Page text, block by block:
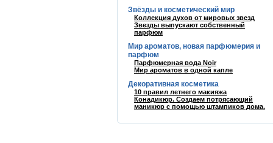
Звёзды и косметический мир
Коллекция духов от мировых звезд
Звезды выпускают собственный
парфюм
Мир ароматов, новая парфюмерия и
парфюм
Парфюмерная вода Noir
Мир ароматов в одной капле
Декоративная косметика
10 правил летнего макияжа
Конадикюр. Создаем потрясающий
маникюр с помощью штампиков дома.